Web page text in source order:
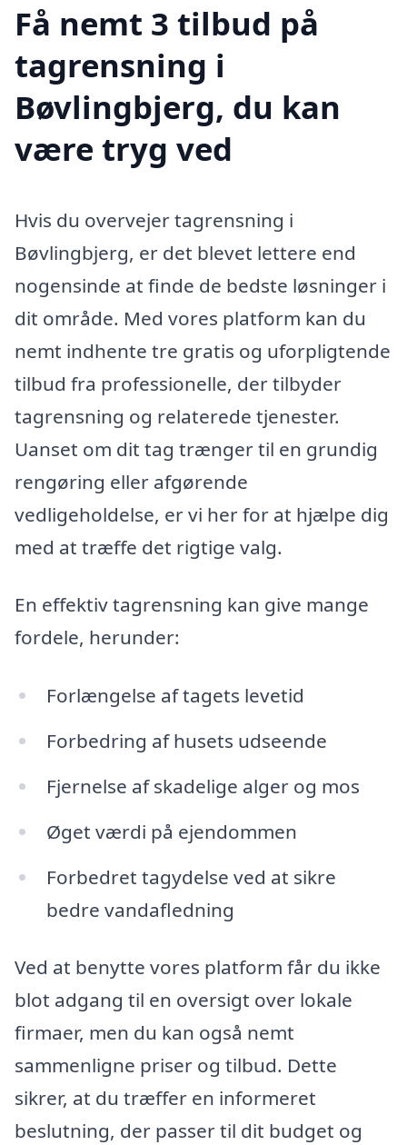
Få nemt 3 tilbud på
tagrensning i
Bøvlingbjerg, du kan
være tryg ved
Hvis du overvejer tagrensning i
Bøvlingbjerg, er det blevet lettere end
nogensinde at finde de bedste løsninger i
dit område. Med vores platform kan du
nemt indhente tre gratis og uforpligtende
tilbud fra professionelle, der tilbyder
tagrensning og relaterede tjenester.
Uanset om dit tag trænger til en grundig
rengøring eller afgørende
vedligeholdelse, er vi her for at hjælpe dig
med at træffe det rigtige valg.
En effektiv tagrensning kan give mange
fordele, herunder:
Forlængelse af tagets levetid
Forbedring af husets udseende
Fjernelse af skadelige alger og mos
Øget værdi på ejendommen
Forbedret tagydelse ved at sikre
bedre vandafledning
Ved at benytte vores platform får du ikke
blot adgang til en oversigt over lokale
firmaer, men du kan også nemt
sammenligne priser og tilbud. Dette
sikrer, at du træffer en informeret
beslutning, der passer til dit budget og